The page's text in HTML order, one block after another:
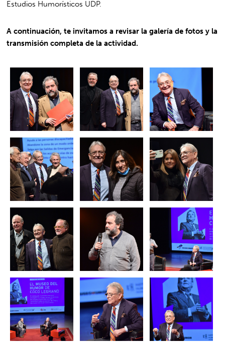
Estudios Humorísticos UDP.
A continuación, te invitamos a revisar la galería de fotos y la
transmisión completa de la actividad.